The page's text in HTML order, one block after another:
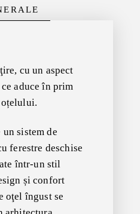
cu un aspect
aduce în prim
sistem de
ferestre deschise
într-un stil
și confort
oţel îngust se